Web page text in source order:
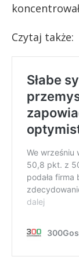
Czytaj także: